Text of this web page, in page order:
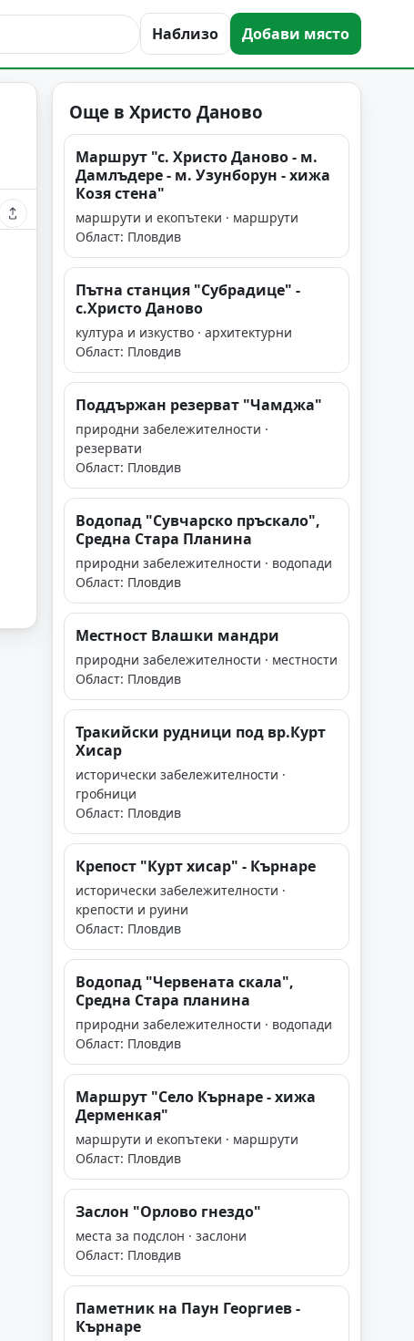
Наблизо Добави място
Още в Христо Даново
Маршрут "с. Христо Даново - м.
Дамлъдере - м. Узунборун - хижа
Козя стена"
маршрути и екопътеки · маршрути
Област: Пловдив
Пътна станция "Субрадице" -
с.Христо Даново
култура и изкуство · архитектурни
Област: Пловдив
Поддържан резерват "Чамджа"
природни забележителности ·
резервати
Област: Пловдив
Водопад "Сувчарско пръскало",
Средна Стара Планина
природни забележителности · водопади
Област: Пловдив
Местност Влашки мандри
природни забележителности · местности
Област: Пловдив
Тракийски рудници под вр.Курт
Хисар
исторически забележителности ·
гробници
Област: Пловдив
Крепост "Курт хисар" - Кърнаре
исторически забележителности ·
крепости и руини
Област: Пловдив
Водопад "Червената скала",
Средна Стара планина
природни забележителности · водопади
Област: Пловдив
Маршрут "Село Кърнаре - хижа
Дерменкая"
маршрути и екопътеки · маршрути
Област: Пловдив
Заслон "Орлово гнездо"
места за подслон · заслони
Област: Пловдив
Паметник на Паун Георгиев -
Кърнаре